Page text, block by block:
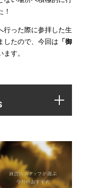
行った際に参拝した生
したので、今回は 「御
す。